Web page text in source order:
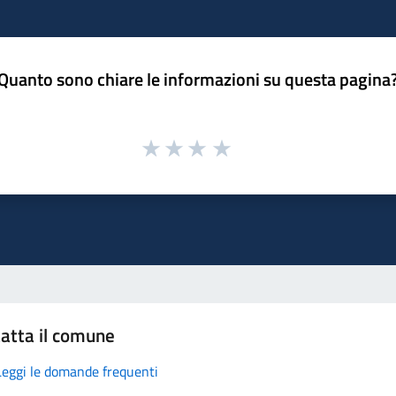
sono chiare le informazioni su questa
il comune
le domande frequenti